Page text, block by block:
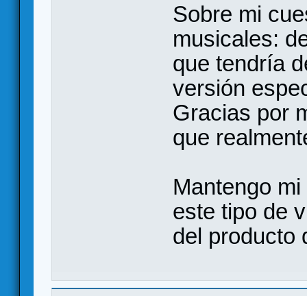
Sobre mi
musicales:
que tendría
versión
Gracias por
que
Mantengo
este tipo de
del producto